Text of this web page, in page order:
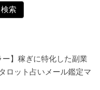
検索
】稼ぎに特化した副業
ロット占いメール鑑定マ